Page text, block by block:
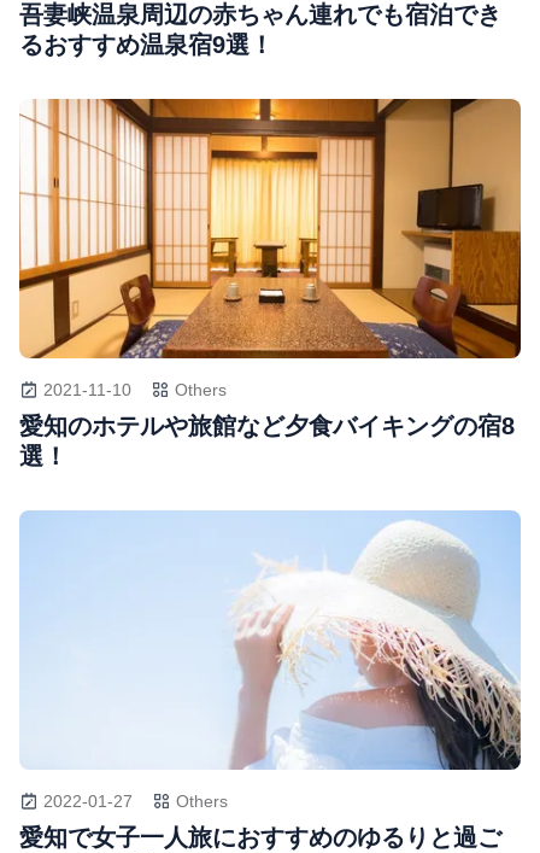
吾妻峡温泉周辺の赤ちゃん連れでも宿泊でき
るおすすめ温泉宿9選！
2021-11-10 Others
愛知のホテルや旅館など夕食バイキングの宿8
選！
2022-01-27 Others
愛知で女子一人旅におすすめのゆるりと過ご